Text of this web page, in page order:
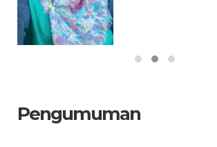
Pengumuman